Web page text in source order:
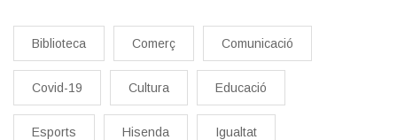
Biblioteca Comerç Comunicació
Covid-19 Cultura Educació
Esports Hisenda Igualtat